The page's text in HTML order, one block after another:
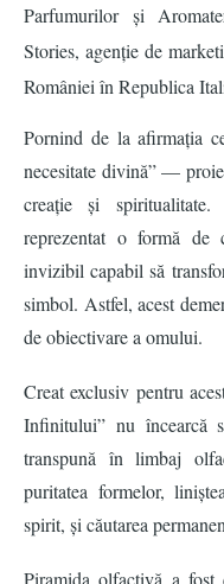
Parfumurilor și
Stories, agenție de
României în Republica
Pornind de la afirmația
necesitate divină” —
creațieși
reprezentat o formă de
invizibil capabil să
simbol. Astfel, acest
de obiectivare a omului.
Creat exclusiv pentru
Infinitului” nu încearcă
transpună în limbaj
puritatea formelor,
spirit, și căutarea
Piramida olfactivă a fost